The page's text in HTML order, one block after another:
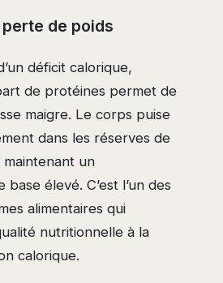
de poids
déficit calorique,
de protéines permet de
maigre. Le corps puise
dans les réserves de
un
base élevé. C’est l’un des
alimentaires qui
nutritionnelle à la
calorique.